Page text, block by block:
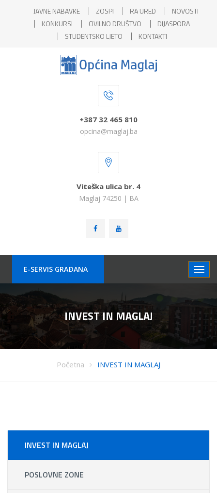
JAVNE NABAVKE ZOSPI RA URED
NOVOSTI
KONKURSI
CIVILNO DRUŠTVO
DIJASPORA
STUDENTSKO LJETO
KONTAKTI
+387 32 465 810
opcina@maglaj.ba
Viteška ulica br. 4
Maglaj 74250 | BA
E-SERVIS GRAÐANA
INVEST IN MAGLAJ
Početna INVEST IN MAGLAJ
INVEST IN MAGLAJ
POSLOVNE ZONE